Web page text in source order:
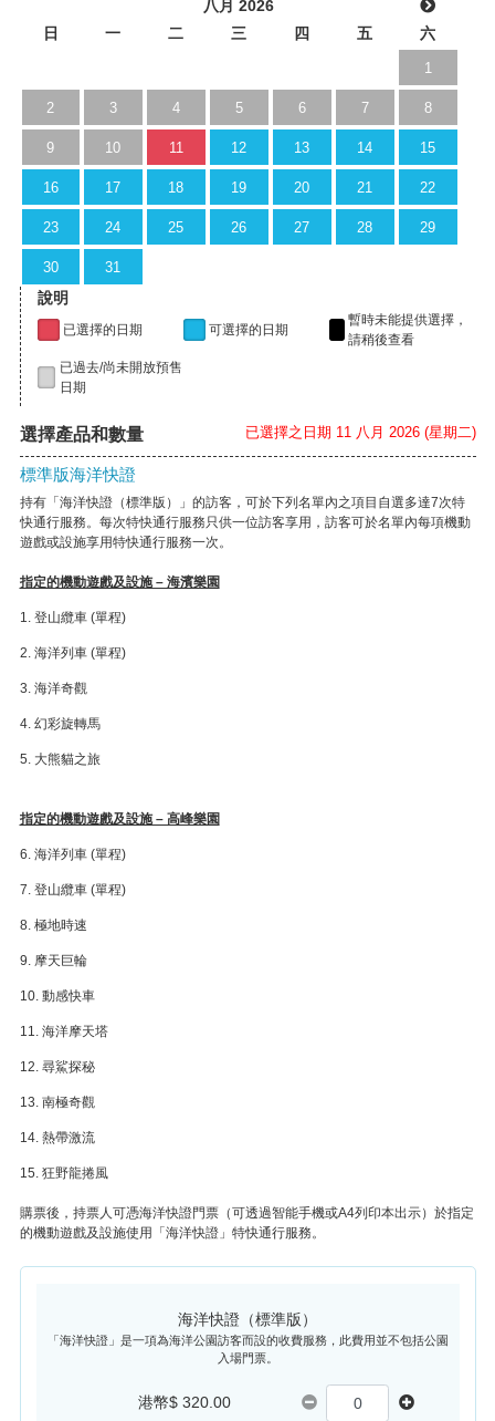
八月 2026
日
一 二 三 四 五 六
1
2 3 4 5 6 7 8
9 10 11 12 13 14 15
16 17 18 19 20 21 22
23 24 25 26 27 28 29
30 31
說明
已選擇的日期 可選擇的日期
暫時未能提供選擇，
請稍後查看
已過去/尚未開放預售
日期
選擇產品和數量 已選擇之日期 11 八月 2026 (星期二)
標準版海洋快證
持有「海洋快證（標準版）」的訪客，可於下列名單內之項目自選多達7次特
快通行服務。每次特快通行服務只供一位訪客享用，訪客可於名單內每項機動
遊戲或設施享用特快通行服務一次。
指定的機動遊戲及設施 – 海濱樂園
1. 登山纜車 (單程)
2. 海洋列車 (單程)
3. 海洋奇觀
4. 幻彩旋轉馬
5. 大熊貓之旅
指定的機動遊戲及設施 – 高峰樂園
6. 海洋列車 (單程)
7. 登山纜車 (單程)
8. 極地時速
9. 摩天巨輪
10. 動感快車
11. 海洋摩天塔
12. 尋鯊探秘
13. 南極奇觀
14. 熱帶激流
15. 狂野龍捲風
購票後，持票人可憑海洋快證門票（可透過智能手機或A4列印本出示）於指定
的機動遊戲及設施使用「海洋快證」特快通行服務。
海洋快證（標準版）
「海洋快證」是一項為海洋公園訪客而設的收費服務，此費用並不包括公園
入場門票。
港幣$ 320.00